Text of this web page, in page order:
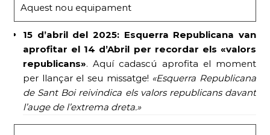
Aquest nou equipament
15 d’abril del 2025: Esquerra Republicana van
aprofitar el 14 d’Abril per recordar els «valors
republicans». Aquí cadascú aprofita el moment
per llançar el seu missatge! «Esquerra Republicana
de Sant Boi reivindica els valors republicans davant
l’auge de l’extrema dreta.»